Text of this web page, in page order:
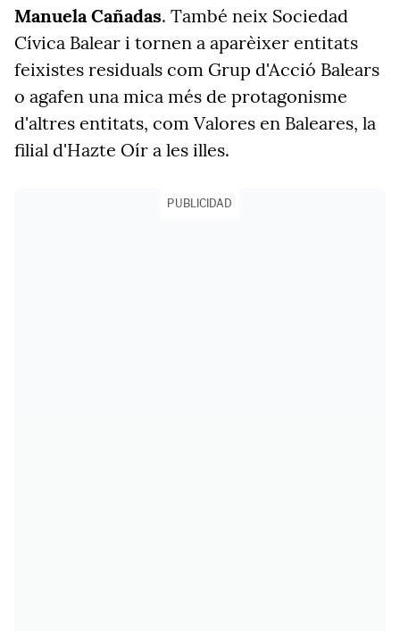
Manuela Cañadas. També neix Sociedad
Cívica Balear i tornen a aparèixer entitats
feixistes residuals com Grup d'Acció Balears
o agafen una mica més de protagonisme
d'altres entitats, com Valores en Baleares, la
filial d'Hazte Oír a les illes.
PUBLICIDAD